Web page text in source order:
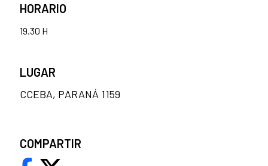
HORARIO
19.30 H
LUGAR
CCEBA, PARANÁ 1159
COMPARTIR